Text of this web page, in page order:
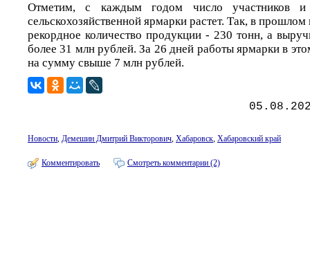
Отметим, с каждым годом число участников и
сельскохозяйственной ярмарки растет. Так, в прошлом
рекордное количество продукции - 230 тонн, а
более 31 млн рублей. За 26 дней работы ярмарки в
на сумму свыше 7 млн рублей.
Новости, Демешин Дмитрий Викторович, Хабаровск, Хабаровский край
Комментировать Смотреть комментарии (2)